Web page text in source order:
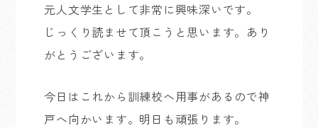
元人文学生として非常に興味深いです。
じっくり読ませて頂こうと思います。あり
がとうございます。
今日はこれから訓練校へ用事があるので神
戸へ向かいます。明日も頑張ります。